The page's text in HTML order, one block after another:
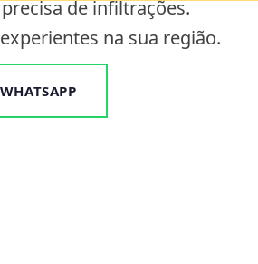
de infiltrações.
na sua região.